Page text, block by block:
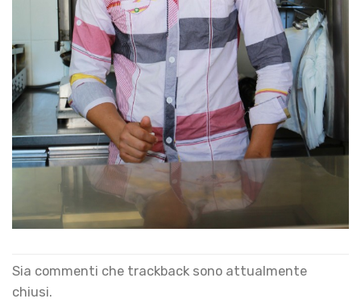
Sia commenti che trackback sono attualmente
chiusi.